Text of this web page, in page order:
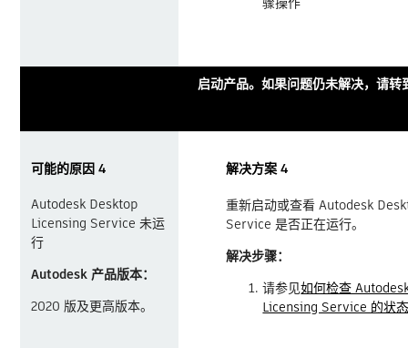
启动产品。如果问题仍未解决，请转
可能的原因 4
Autodesk Desktop
Licensing Service 未运
行
Autodesk 产品版本：
2020 版及更高版本。
解决方案 4
重新启动或查看 Autodesk
Service 是否正在运行。
解决步骤：
请参见如何检查
Licensing Service 的状